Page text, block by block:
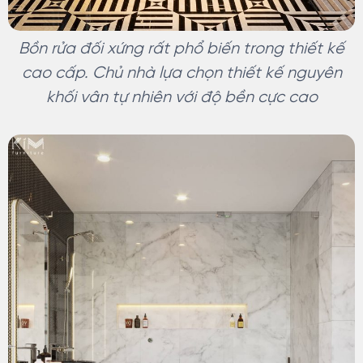
Bồn rửa đối xứng rất phổ biến trong thiết kế
cao cấp. Chủ nhà lựa chọn thiết kế nguyên
khối vân tự nhiên với độ bền cực cao